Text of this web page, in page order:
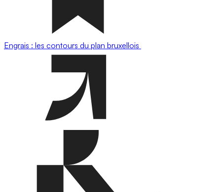
Engrais : les contours du plan bruxellois